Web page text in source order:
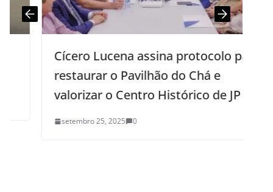
Cícero Lucena assina protocolo para
restaurar o Pavilhão do Chá e
valorizar o Centro Histórico de JP
setembro 25, 2025 0